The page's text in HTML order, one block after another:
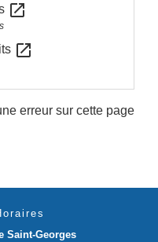
open_in_new
open_in_new
erreur sur cette page
Saint-Georges